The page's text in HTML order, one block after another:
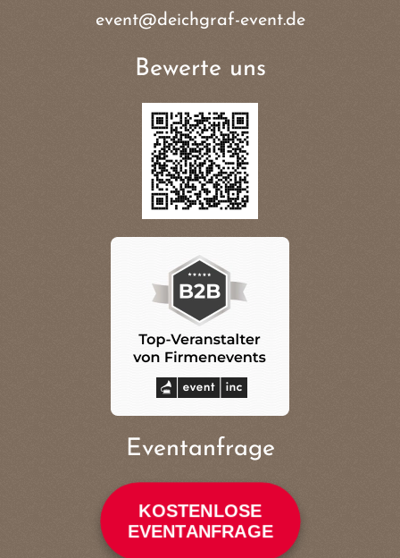
event@deichgraf-event.de
Bewerte uns
Eventanfrage
KOSTENLOSE
EVENTANFRAGE